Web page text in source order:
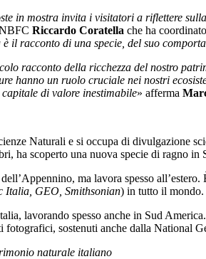
in mostra invita i visitatori a riflettere
Riccardo Coratella che ha
il racconto di una specie, del suo
racconto della ricchezza del nostro
hanno un ruolo cruciale nei nostri
di valore inestimabile» afferma
Naturali e si occupa di divulgazione
ha scoperto una nuova specie di ragno
ma lavora spesso
Italia, GEO, Smithsonian) in tutto il mondo.
lavorando spesso anche in Sud
fotografici, sostenuti anche dalla
naturale italiano